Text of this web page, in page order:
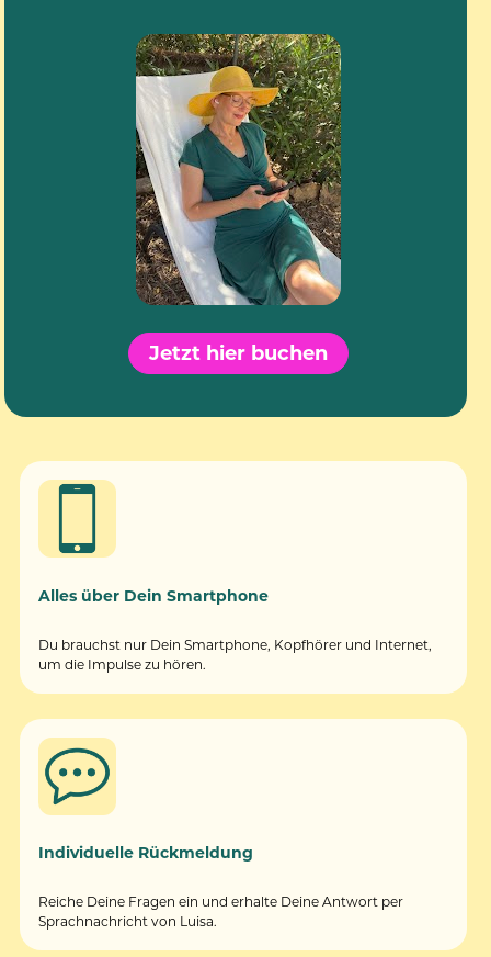
Jetzt hier buchen
Alles über Dein Smartphone
Du brauchst nur Dein Smartphone, Kopfhörer und Internet,
um die Impulse zu hören.
Individuelle Rückmeldung
Reiche Deine Fragen ein und erhalte Deine Antwort per
Sprachnachricht von Luisa.